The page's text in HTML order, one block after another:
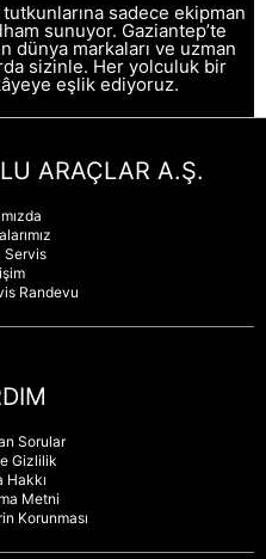
sadece ekipman
sunuyor. Gaziantep’te
dünya markaları ve uzman
sizinle. Her yolculuk bir
eşlik ediyoruz.
ARAÇLAR A.Ş.
Servis
Randevu
Sorular
Gizlilik
Hakkı
Metni
Korunması